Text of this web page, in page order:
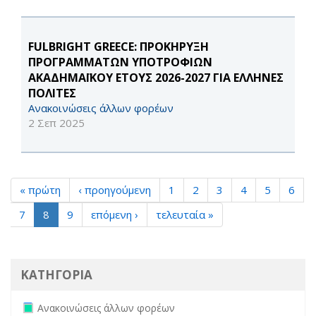
FULBRIGHT GREECE: ΠΡΟΚΗΡΥΞΗ
ΠΡΟΓΡΑΜΜΑΤΩΝ ΥΠΟΤΡΟΦΙΩΝ
ΑΚΑΔΗΜΑΪΚΟΥ ΕΤΟΥΣ 2026-2027 ΓΙΑ ΕΛΛΗΝΕΣ
ΠΟΛΙΤΕΣ
Ανακοινώσεις άλλων φορέων
2 Σεπ 2025
« πρώτη ‹ προηγούμενη 1 2 3 4 5
6
7
8 9 επόμενη › τελευταία »
ΚΑΤΗΓΟΡΙΑ
Remove Ανακοινώσεις άλλων φορέων filter
Ανακοινώσεις άλλων φορέων